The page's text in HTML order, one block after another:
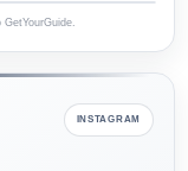
INSTAGRAM